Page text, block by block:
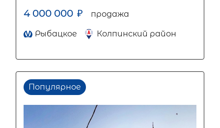
4 000 000 ₽ продажа
Рыбацкое Колпинский район
Популярное